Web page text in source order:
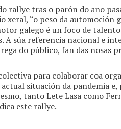
rallye tras o parón do ano
xeral, “o peso da automoción
galego é un foco de
A súa referencia nacional e
do público, fan das nosas
para colaborar coa
situación da pandemia e,
tanto Lete Lasa como
este rallye.